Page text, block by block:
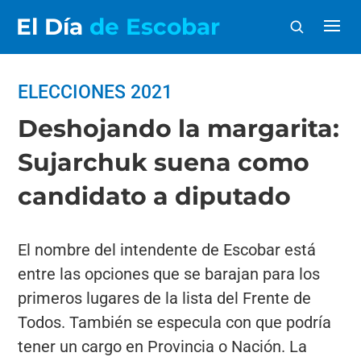
El Día de Escobar
ELECCIONES 2021
Deshojando la margarita:
Sujarchuk suena como
candidato a diputado
El nombre del intendente de Escobar está
entre las opciones que se barajan para los
primeros lugares de la lista del Frente de
Todos. También se especula con que podría
tener un cargo en Provincia o Nación. La